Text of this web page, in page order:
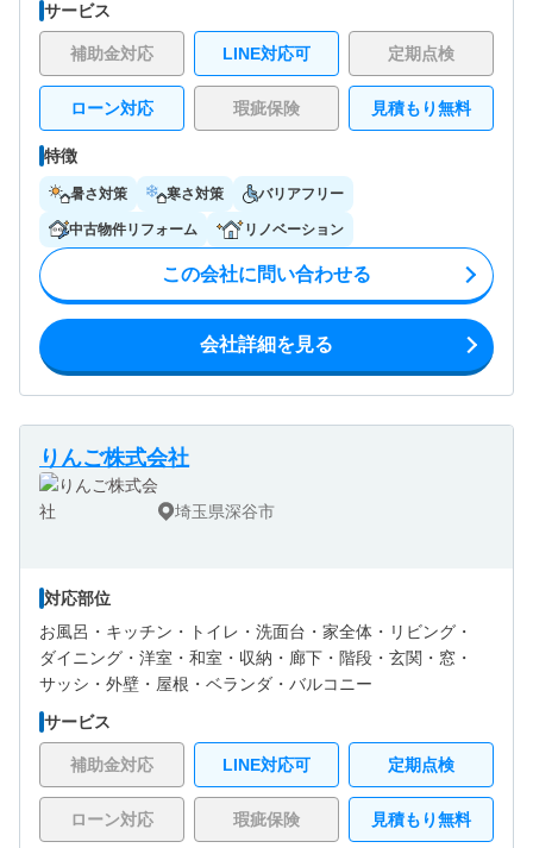
サービス
補助金対応 LINE対応可 定期点検
ローン対応 瑕疵保険 見積もり無料
特徴
暑さ対策 寒さ対策 バリアフリー
中古物件リフォーム リノベーション
この会社に問い合わせる
会社詳細を見る
りんご株式会社
埼玉県深谷市
対応部位
お風呂・ キッチン・ トイレ・ 洗面台・ 家全体・ リビング・
ダイニング・ 洋室・ 和室・ 収納・ 廊下・ 階段・ 玄関・ 窓・
サッシ・ 外壁・ 屋根・ ベランダ・バルコニー
サービス
補助金対応 LINE対応可 定期点検
ローン対応 瑕疵保険 見積もり無料